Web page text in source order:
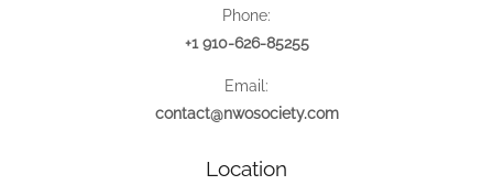
Phone:
+1 910-626-85255
Email:
contact@nwosociety.com
Location